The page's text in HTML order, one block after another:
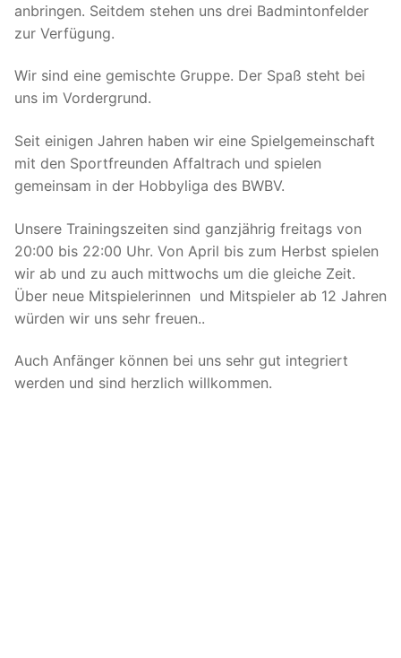
anbringen. Seitdem stehen uns drei Badmintonfelder
zur Verfügung.
Wir sind eine gemischte Gruppe. Der Spaß steht bei
uns im Vordergrund.
Seit einigen Jahren haben wir eine Spielgemeinschaft
mit den Sportfreunden Affaltrach und spielen
gemeinsam in der Hobbyliga des BWBV.
Unsere Trainingszeiten sind ganzjährig freitags von
20:00 bis 22:00 Uhr. Von April bis zum Herbst spielen
wir ab und zu auch mittwochs um die gleiche Zeit.
Über neue Mitspielerinnen und Mitspieler ab 12 Jahren
würden wir uns sehr freuen..
Auch Anfänger können bei uns sehr gut integriert
werden und sind herzlich willkommen.